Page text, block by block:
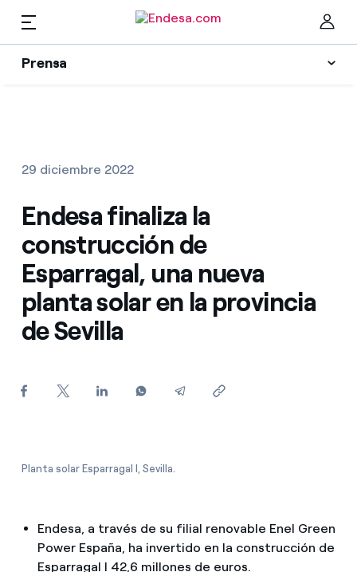
Prensa
Prensa
Encuentra la tarifa que más te conviene
Compara nuestras tarifas de empresa y ahorra
Por cada kWh que ahorres, te descontamos otro
¿Gestionas varias comunidades de propietarios?
Recursos
Colecciones
Contactos prensa
ES
29 diciembre 2022
Endesa finaliza la
construcción de
Esparragal, una nueva
planta solar en la provincia
de Sevilla
Planta solar Esparragal I, Sevilla.
Endesa, a través de su filial renovable Enel Green
Power España, ha invertido en la construcción de
Esparragal I 42,6 millones de euros.